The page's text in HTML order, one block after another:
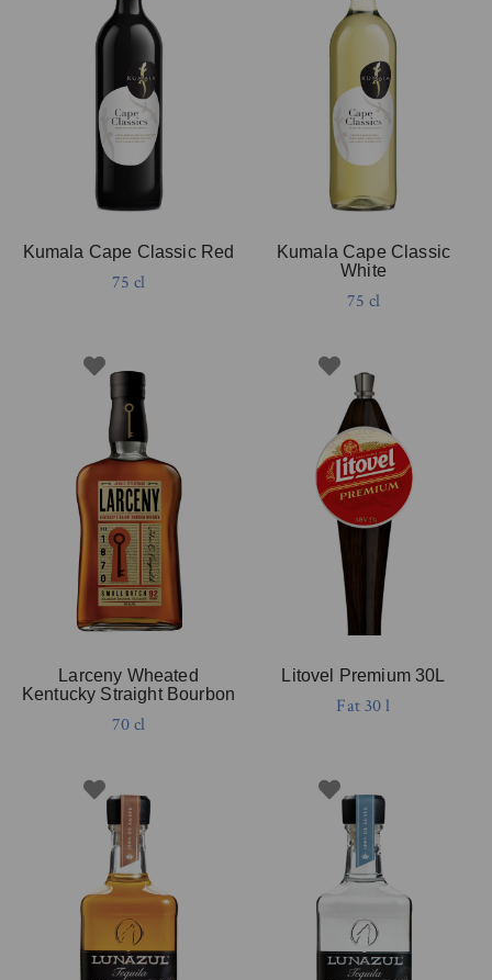
Kumala Cape Classic Red
75 cl
Kumala Cape Classic
White
75 cl
Larceny Wheated
Kentucky Straight Bourbon
70 cl
Litovel Premium 30L
Fat 30 l